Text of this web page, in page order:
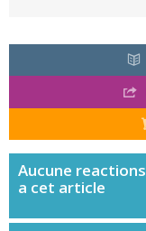
Aucune reactions
a cet article